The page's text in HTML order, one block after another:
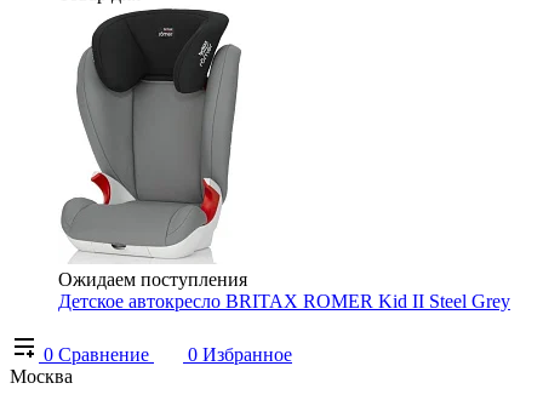
Ожидаем поступления
Детское автокресло BRITAX ROMER Kid II Steel Grey
0 Сравнение 0 Избранное
Москва